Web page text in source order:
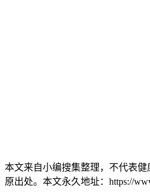
本文来自小编搜集整理，不代表
原出处。本文永久地址：https://